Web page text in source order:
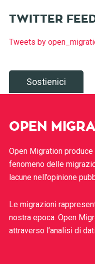
TWITTER
Tweets by
Sostienici
OPEN
Open Migration
fenomeno delle
lacune nell’opinione
Le migrazioni
nostra epoca. Open
attraverso l’analisi di